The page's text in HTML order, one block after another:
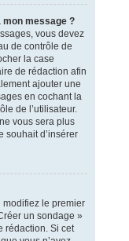
message ?
vous devez
de contrôle de
la case
de rédaction afin
ajouter une
en cochant la
de l’utilisateur.
vous sera plus
souhait d’insérer
modifiez le premier
un sondage »
rédaction. Si cet